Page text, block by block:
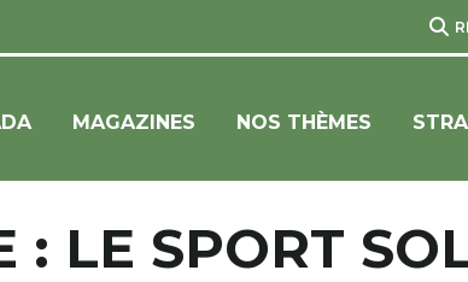
MAGAZINES NOS THÈMES
: LE SPORT